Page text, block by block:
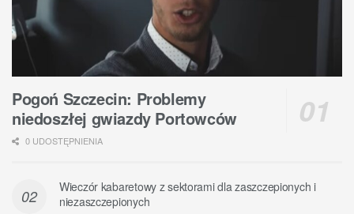
Pogoń Szczecin: Problemy
niedoszłej gwiazdy Portowców
0 UDOSTĘPNIENIA
Wieczór kabaretowy z sektorami dla zaszczepionych i
niezaszczepionych